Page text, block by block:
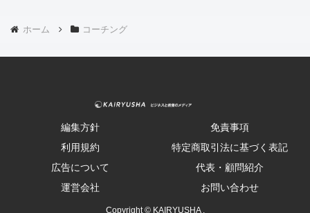
ホーム コーチング
編集方針
免責事項
利用規約
特定商取引法に基づく表記
広告について
代表・顧問紹介
運営会社
お問い合わせ
Copyright © KAIRYUSHA .